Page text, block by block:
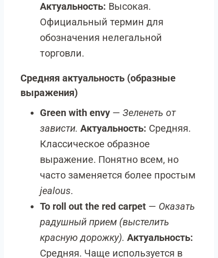
Актуальность: Высокая.
Официальный термин для
обозначения нелегальной
торговли.
Средняя актуальность (образные
выражения)
Green with envy — Зеленеть от
зависти. Актуальность: Средняя.
Классическое образное
выражение. Понятно всем, но
часто заменяется более простым
jealous.
To roll out the red carpet — Оказать
радушный прием (выстелить
красную дорожку). Актуальность:
Средняя. Чаще используется в